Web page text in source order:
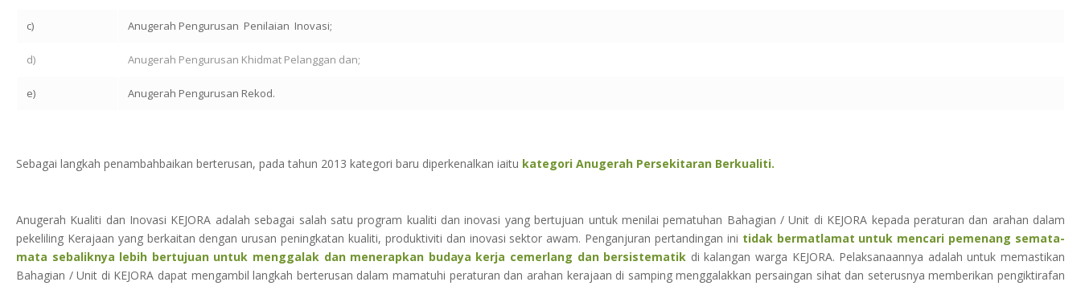
c) Anugerah Pengurusan Penilaian Inovasi;
d) Anugerah Pengurusan Khidmat Pelanggan dan;
e) Anugerah Pengurusan Rekod.
Sebagai langkah penambahbaikan berterusan, pada tahun 2013 kategori baru diperkenalkan iaitu kategori Anugerah Persekitaran Berkualiti.
Anugerah Kualiti dan Inovasi KEJORA adalah sebagai salah satu program kualiti dan inovasi yang bertujuan untuk menilai pematuhan Bahagian / Unit di KEJORA kepada peraturan dan arahan dalam
pekeliling Kerajaan yang berkaitan dengan urusan peningkatan kualiti, produktiviti dan inovasi sektor awam. Penganjuran pertandingan ini tidak bermatlamat untuk mencari pemenang semata-
mata sebaliknya lebih bertujuan untuk menggalak dan menerapkan budaya kerja cemerlang dan bersistematik di kalangan warga KEJORA. Pelaksanaannya adalah untuk memastikan
Bahagian / Unit di KEJORA dapat mengambil langkah berterusan dalam mamatuhi peraturan dan arahan kerajaan di samping menggalakkan persaingan sihat dan seterusnya memberikan pengiktirafan